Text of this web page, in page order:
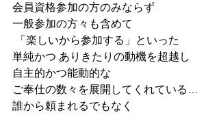
会員資格参加の方のみならず
一般参加の方々も含めて
「楽しいから参加する」といった
単純かつ ありきたりの動機を超越し
自主的かつ能動的な
ご奉仕の数々を展開してくれている…
誰から頼まれるでもなく